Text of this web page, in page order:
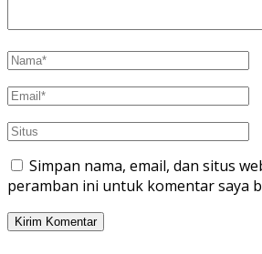
Simpan nama, email, dan situs
peramban ini untuk komentar saya